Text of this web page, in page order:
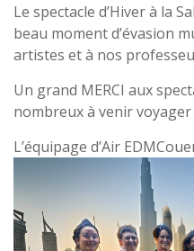
Le spectacle d’Hiver à la
beau moment d’évasion
artistes et à nos
Un grand MERCI aux
nombreux à venir voyager
L’équipage d’Air